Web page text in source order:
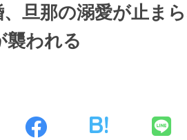
旦那の溺愛が止まら
襲われる